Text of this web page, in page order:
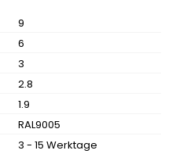
9
6
3
2.8
1.9
RAL9005
3 - 15 Werktage